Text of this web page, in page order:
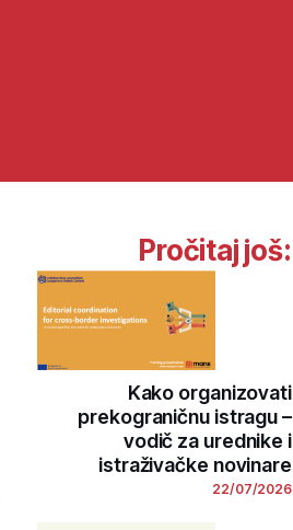
Pročitaj još:
Kako organizovati
prekograničnu istragu –
vodič za urednike i
istraživačke novinare
22/07/2026